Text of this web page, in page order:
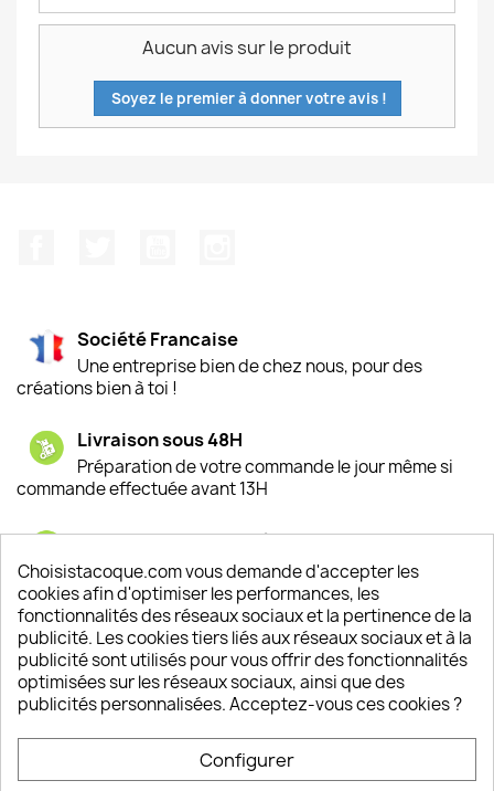
Aucun avis sur le produit
Soyez le premier à donner votre avis !
Société Francaise
Une entreprise bien de chez nous, pour des
créations bien à toi !
Livraison sous 48H
Préparation de votre commande le jour même si
commande effectuée avant 13H
Satisfaction de nos clients
Depuis 2009, entre 92% et 94% de nos clients
sont satisfaits de nos produits
Un SAV à votre écoute
Notre SAV est disponible 6/7J de 10h à 18H
Choisistacoque.com vous demande d'accepter les
cookies afin d'optimiser les performances, les
fonctionnalités des réseaux sociaux et la pertinence de la
publicité. Les cookies tiers liés aux réseaux sociaux et à la
publicité sont utilisés pour vous offrir des fonctionnalités
optimisées sur les réseaux sociaux, ainsi que des
publicités personnalisées. Acceptez-vous ces cookies ?
Configurer